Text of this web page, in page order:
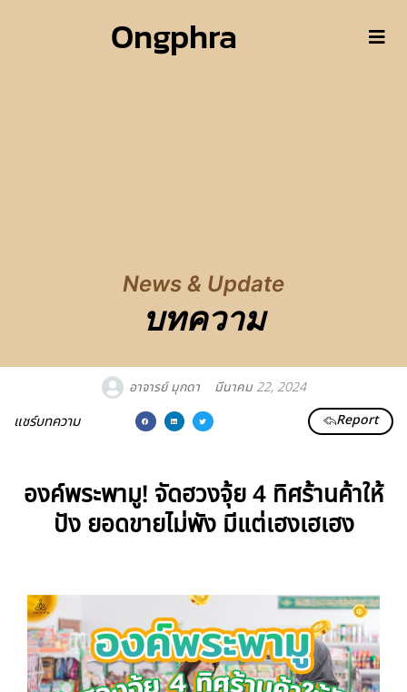
Ongphra
News & Update
บทความ
อาจารย์ มุกดา มีนาคม 22, 2024
แชร์บทความ Report
องค์พระพามู! จัดฮวงจุ้ย 4 ทิศร้านค้าให้
ปัง ยอดขายไม่พัง มีแต่เฮงเฮเฮง